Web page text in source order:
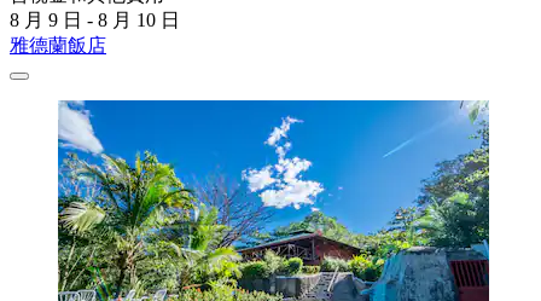
8 月 9 日 - 8 月 10 日
雅德蘭飯店